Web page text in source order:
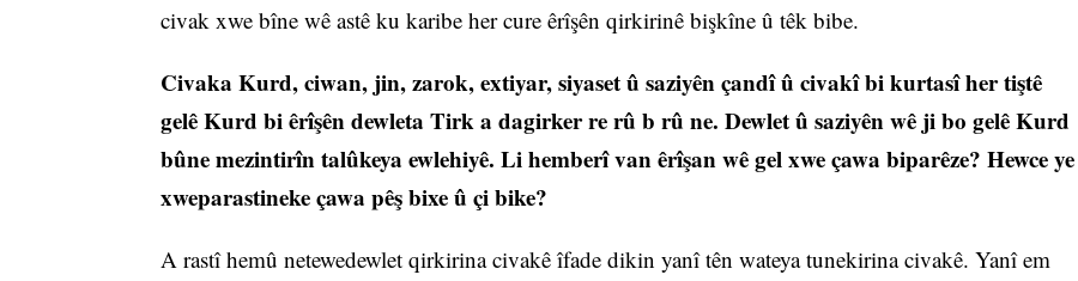
civak xwe bîne wê astê ku karibe her cure êrîşên qirkirinê bişkîne û têk bibe.
Civaka Kurd, ciwan, jin, zarok, extiyar, siyaset û saziyên çandî û civakî bi kurtasî her tiştê
gelê Kurd bi êrîşên dewleta Tirk a dagirker re rû b rû ne. Dewlet û saziyên wê ji bo gelê Kurd
bûne mezintirîn talûkeya ewlehiyê. Li hemberî van êrîşan wê gel xwe çawa biparêze? Hewce ye
xweparastineke çawa pêş bixe û çi bike?
A rastî hemû netewedewlet qirkirina civakê îfade dikin yanî tên wateya tunekirina civakê. Yanî em